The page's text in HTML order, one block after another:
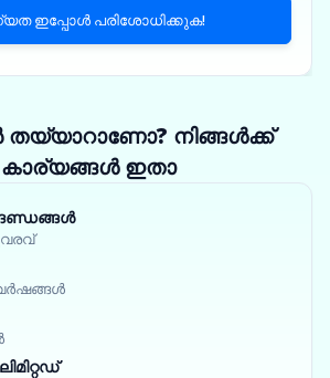
ഇപ്പോൾ പരിശോധിക്കുക!
തയ്യാറാണോ? നിങ്ങൾക്ക്
ഇതാ